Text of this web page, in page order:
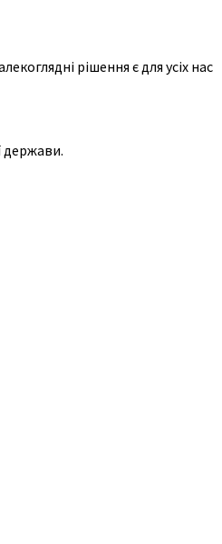
рішення є для усіх нас
держави.